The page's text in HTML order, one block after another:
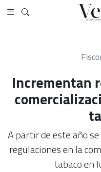
Incrementan
A partir de este año
regulaciones en la
tabaco en